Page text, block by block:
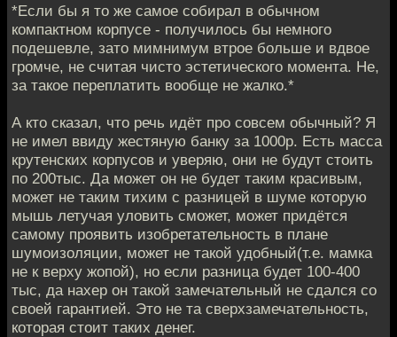
*Если бы я то же самое собирал в обычном
компактном корпусе - получилось бы немного
подешевле, зато мимнимум втрое больше и вдвое
громче, не считая чисто эстетического момента. Не,
за такое переплатить вообще не жалко.*
А кто сказал, что речь идёт про совсем обычный? Я
не имел ввиду жестяную банку за 1000р. Есть масса
крутенских корпусов и уверяю, они не будут стоить
по 200тыс. Да может он не будет таким красивым,
может не таким тихим с разницей в шуме которую
мышь летучая уловить сможет, может придётся
самому проявить изобретательность в плане
шумоизоляции, может не такой удобный(т.е. мамка
не к верху жопой), но если разница будет 100-400
тыс, да нахер он такой замечательный не сдался со
своей гарантией. Это не та сверхзамечательность,
которая стоит таких денег.